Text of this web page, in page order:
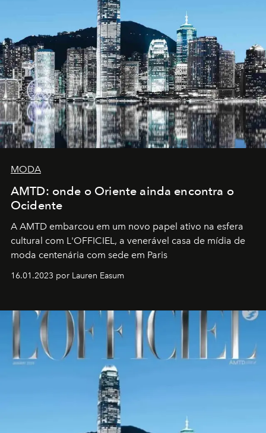
MODA
AMTD: onde o Oriente ainda encontra o
Ocidente
A AMTD embarcou em um novo papel ativo na esfera
cultural com L'OFFICIEL, a venerável casa de mídia de
moda centenária com sede em Paris
16.01.2023 por Lauren Easum